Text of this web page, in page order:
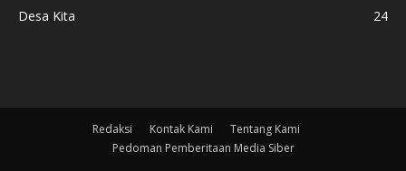
Desa Kita
24
Redaksi Kontak Kami
Tentang Kami
Pedoman Pemberitaan Media Siber